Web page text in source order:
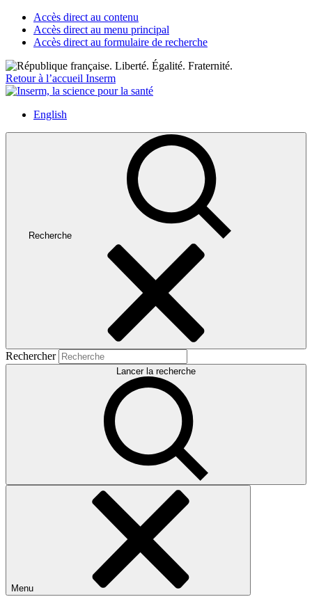
Accès direct au contenu
Accès direct au menu principal
Accès direct au formulaire de recherche
Retour à l’accueil Inserm
English
Recherche
Rechercher
Lancer la recherche
Menu